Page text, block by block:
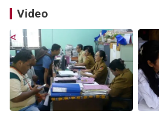
Video